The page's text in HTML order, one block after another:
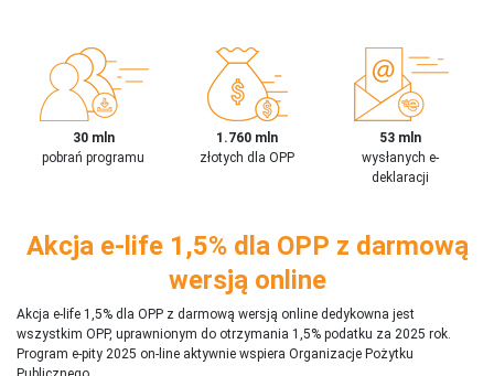
30 mln
pobrań programu
1.760 mln
złotych dla OPP
53 mln
wysłanych e-
deklaracji
Akcja e-life 1,5% dla OPP z darmową
wersją online
Akcja e-life 1,5% dla OPP z darmową wersją online dedykowna jest
wszystkim OPP, uprawnionym do otrzymania 1,5% podatku za 2025 rok.
Program e-pity 2025 on-line aktywnie wspiera Organizacje Pożytku